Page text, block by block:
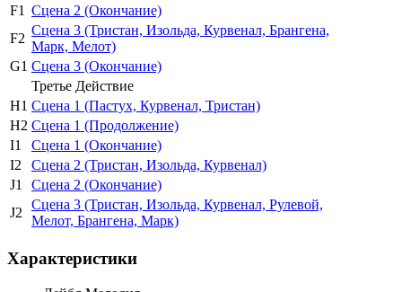
F1 Сцена 2 (Окончание)
F2
Сцена 3 (Тристан, Изольда, Курвенал, Брангена,
Марк, Мелот)
G1 Сцена 3 (Окончание)
Третье Действие
H1 Сцена 1 (Пастух, Курвенал, Тристан)
H2 Сцена 1 (Продолжение)
I1
Сцена 1 (Окончание)
I2
Сцена 2 (Тристан, Изольда, Курвенал)
J1
Сцена 2 (Окончание)
J2
Сцена 3 (Тристан, Изольда, Курвенал, Рулевой,
Мелот, Брангена, Марк)
Характеристики